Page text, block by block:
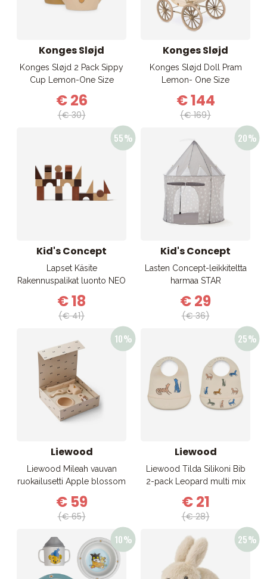
Konges Sløjd
Konges Sløjd 2 Pack Sippy
Cup Lemon-One Size
€ 26
(€ 30)
Konges Sløjd
Konges Sløjd Doll Pram
Lemon- One Size
€ 144
(€ 169)
Kid's Concept
Lapset Käsite
Rakennuspalikat luonto NEO
€ 18
(€ 41)
Kid's Concept
Lasten Concept-leikkiteltta
harmaa STAR
€ 29
(€ 36)
Liewood
Liewood Mileah vauvan
ruokailusetti Apple blossom
€ 59
(€ 65)
Liewood
Liewood Tilda Silikoni Bib
2-pack Leopard multi mix
€ 21
(€ 28)